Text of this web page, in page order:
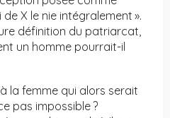
X le nie intégralement ».
définition du patriarcat,
un homme pourrait-il
la femme qui alors serait
pas impossible ?